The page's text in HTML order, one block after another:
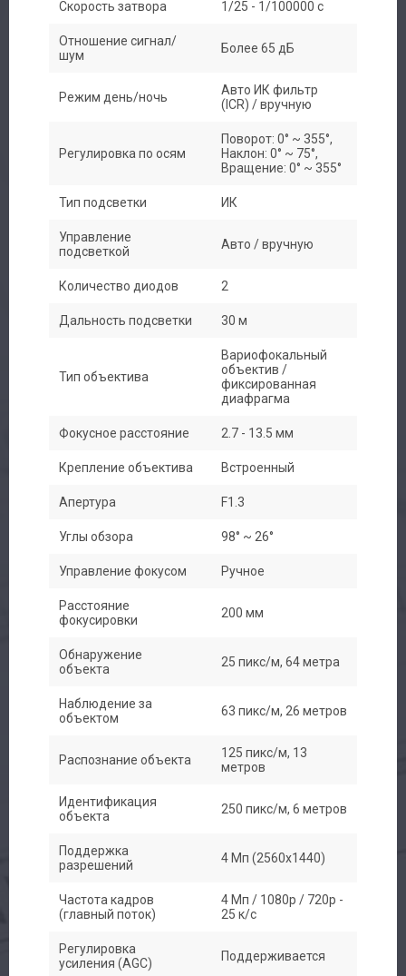
Производители
Скорость затвора 1/25 - 1/100000 с
Отношение сигнал/
шум
Более 65 дБ
Режим день/ночь
Авто ИК фильтр
(ICR) / вручную
Регулировка по осям
Поворот: 0° ~ 355°,
Наклон: 0° ~ 75°,
Вращение: 0° ~ 355°
Тип подсветки ИК
Управление
подсветкой
Авто / вручную
Количество диодов 2
Дальность подсветки 30 м
Тип объектива
Вариофокальный
объектив /
фиксированная
диафрагма
Фокусное расстояние 2.7 - 13.5 мм
Крепление объектива Встроенный
Апертура F1.3
Углы обзора 98° ~ 26°
Управление фокусом Ручное
Расстояние
фокусировки
200 мм
Обнаружение
объекта
25 пикс/м, 64 метра
Наблюдение за
объектом
63 пикс/м, 26 метров
Распознание объекта
125 пикс/м, 13
метров
Идентификация
объекта
250 пикс/м, 6 метров
Поддержка
разрешений
4 Mп (2560x1440)
Частота кадров
(главный поток)
4 Mп / 1080p / 720p -
25 к/с
Регулировка
усиления (AGC)
Поддерживается